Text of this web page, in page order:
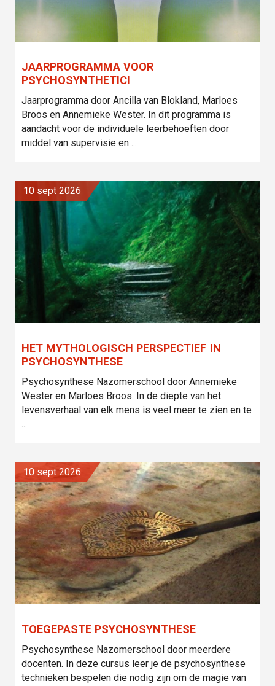
JAARPROGRAMMA VOOR
PSYCHOSYNTHETICI
Jaarprogramma door Ancilla van Blokland, Marloes
Broos en Annemieke Wester. In dit programma is
aandacht voor de individuele leerbehoeften door
middel van supervisie en ...
10 sept 2026
HET MYTHOLOGISCH PERSPECTIEF IN
PSYCHOSYNTHESE
Psychosynthese Nazomerschool door Annemieke
Wester en Marloes Broos. In de diepte van het
levensverhaal van elk mens is veel meer te zien en te
...
10 sept 2026
TOEGEPASTE PSYCHOSYNTHESE
Psychosynthese Nazomerschool door meerdere
docenten. In deze cursus leer je de psychosynthese
technieken bespelen die nodig zijn om de magie van